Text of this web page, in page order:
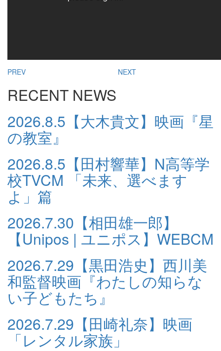
PREV NEXT
RECENT NEWS
2026.8.5 【大木貴文】映画『星
の教室』
2026.8.5 【田村響華】N高等学
校TVCM 「未来、選べます
よ」篇
2026.7.30 【相田雄一郎】
【Unipos | ユニポス】WEBCM
2026.7.29 【黒田浩史】西川美
和監督映画『わたしの知らな
い子どもたち』
2026.7.29 【田崎礼奈】映画
「レンタル家族」